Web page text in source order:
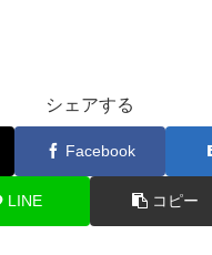
シェアする
Facebook
LINE コピー